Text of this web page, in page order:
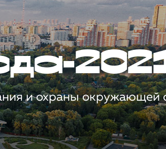
и охраны окружающей